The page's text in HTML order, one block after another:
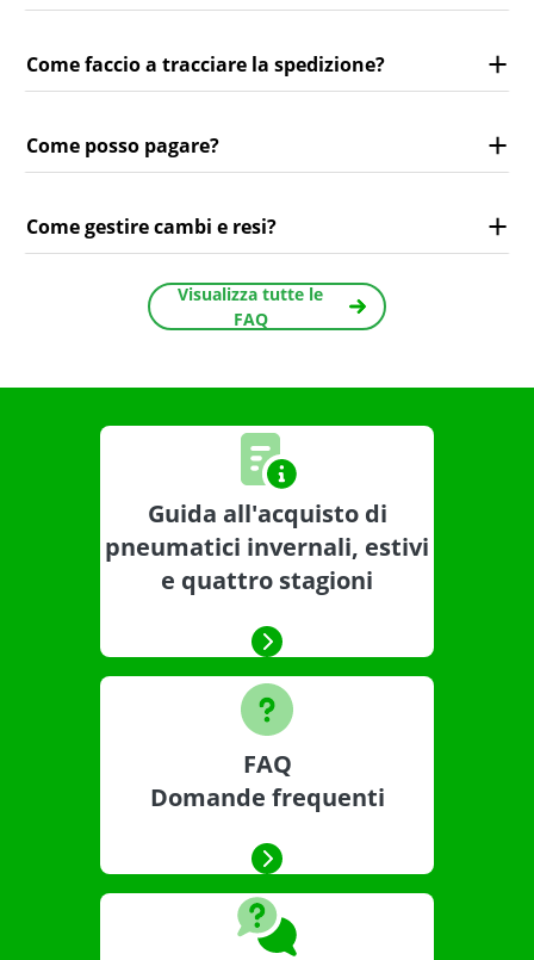
Come faccio a tracciare la spedizione?
Come posso pagare?
Come gestire cambi e resi?
Visualizza tutte le
FAQ
Guida all'acquisto di
pneumatici invernali, estivi
e quattro stagioni
FAQ
Domande frequenti